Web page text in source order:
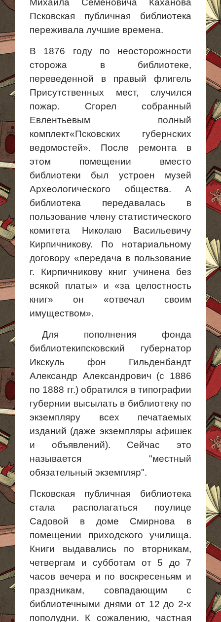
Михаила Семеновича Каханова
Псковская публичная библиотека
переживала лучшие времена.
В 1876 году по неосторожности
сторожа в библиотеке,
переведенной в правый флигель
Присутственных мест, случился
пожар. Сгорел собранный
Евлентьевым полный
комплект«Псковских губернских
ведомостей». После ремонта в
этом помещении вместо
библиотеки был устроен музей
Археологического общества. А
библиотека передавалась в
пользование члену статистического
комитета Николаю Васильевичу
Кирпичникову. По нотариальному
договору «передача в пользование
г. Кирпичникову книг учинена без
всякой платы» и «за целостность
книг» он «отвечал своим
имуществом».
Для пополнения фонда
библиотекипсковский губернатор
Икскуль фон Гильденбандт
Александр Александрович (с 1886
по 1888 гг.) обратился в типографии
губернии высылать в библиотеку по
экземпляру всех печатаемых
изданий (даже экземпляры афишек
и объявлений). Сейчас это
называется "местный
обязательный экземпляр".
Псковская публичная библиотека
стала располагаться поулице
Садовой в доме Смирнова в
помещении приходского училища.
Книги выдавались по вторникам,
четвергам и субботам от 5 до 7
часов вечера и по воскресеньям и
праздникам, совпадающим с
библиотечными днями от 12 до 2-х
пополудни. К сожалению, частная